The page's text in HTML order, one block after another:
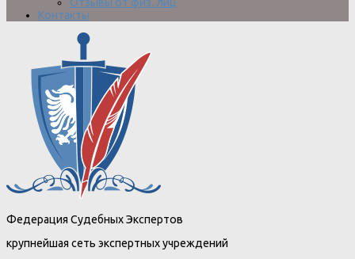
Отзывы от физ. лиц
Контакты
Федерация Судебных Экспертов
крупнейшая сеть экспертных учреждений